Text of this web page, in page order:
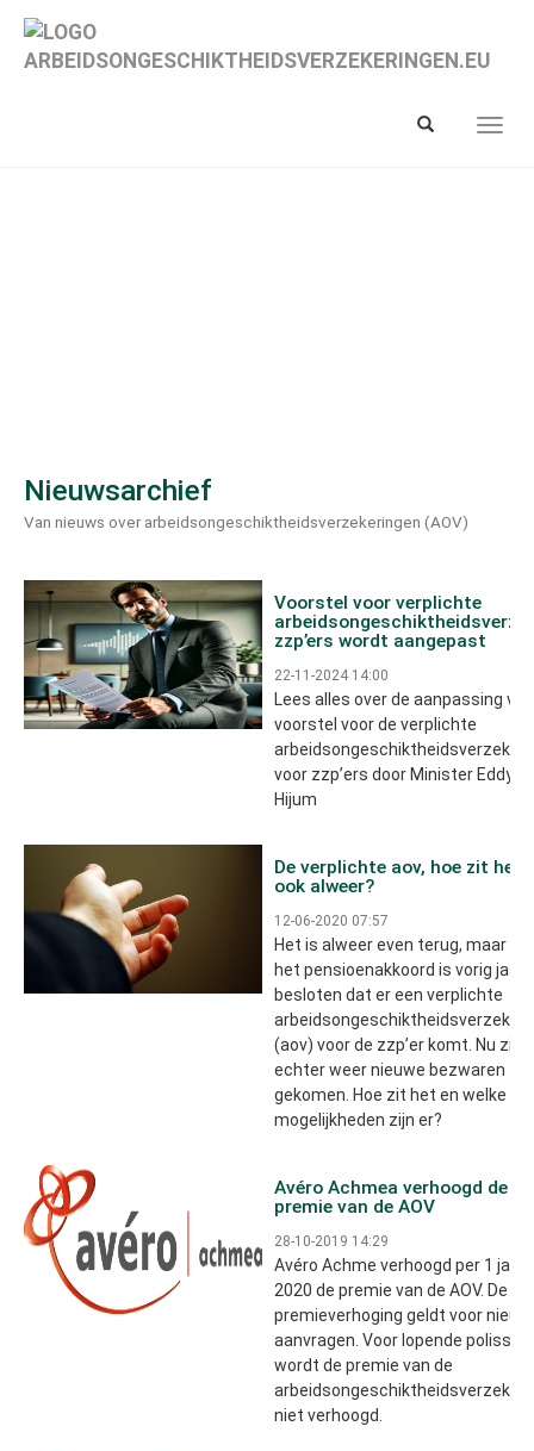
naar
hoofd-
Toon/verberg
Nieuwsarchief
Van nieuws over arbeidsongeschiktheidsverzekeringen (AOV)
Voorstel voor verplichte
zzp’ers wordt aangepast
22-11-2024 14:00
Lees alles over de aanpassing
voorstel voor de verplichte
voor zzp’ers door Minister Eddy
Hijum
De verplichte aov, hoe zit het
ook alweer?
12-06-2020 07:57
Het is alweer even terug, maar in
het pensioenakkoord is vorig jaar
besloten dat er een verplichte
(aov) voor de zzp’er komt. Nu zijn
echter weer nieuwe bezwaren
gekomen. Hoe zit het en welke
mogelijkheden zijn er?
Avéro Achmea verhoogd de
premie van de AOV
28-10-2019 14:29
Avéro Achme verhoogd per 1
2020 de premie van de AOV. De
premieverhoging geldt voor
aanvragen. Voor lopende polissen
wordt de premie van de
niet verhoogd.